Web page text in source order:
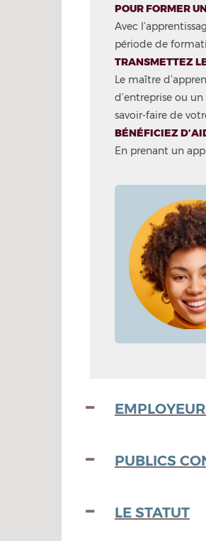
POUR FORMER
Avec
période de
TRANSMETTEZ
Le maître
d’entreprise ou
savoir-faire de
BÉNÉFICIEZ
En prenant un
PUBLICS
LE STATUT